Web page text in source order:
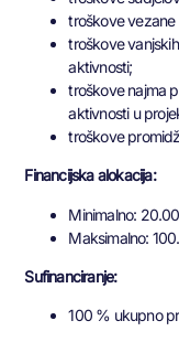
troškove vezane
troškove
aktivnosti;
troškove najma
aktivnosti u
troškove
Financijska alokacija:
Minimalno:
Maksimalno:
Sufinanciranje:
100 % ukupno